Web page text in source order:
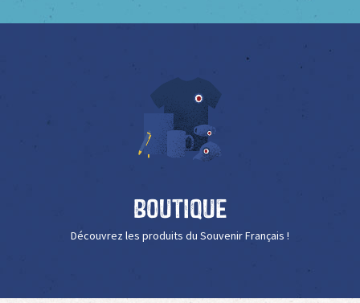
Boutique
Découvrez les produits du Souvenir Français !